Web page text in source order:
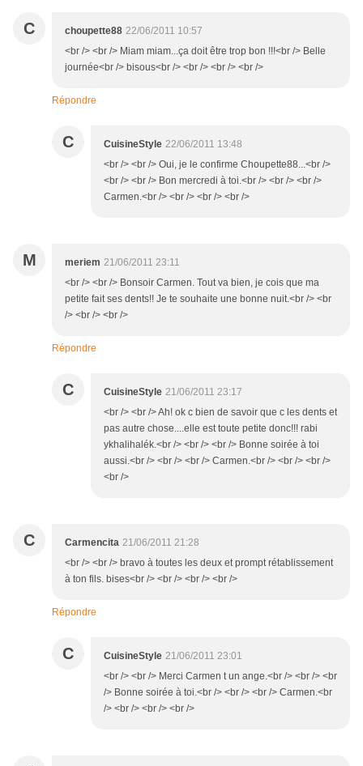
C choupette88 22/06/2011 10:57
<br /> <br /> Miam miam...ça doit être trop bon !!!<br /> Belle
journée<br /> bisous<br /> <br /> <br /> <br />
Répondre
C CuisineStyle 22/06/2011 13:48
<br /> <br /> Oui, je le confirme Choupette88...<br />
<br /> <br /> Bon mercredi à toi.<br /> <br /> <br />
Carmen.<br /> <br /> <br /> <br />
M meriem 21/06/2011 23:11
<br /> <br /> Bonsoir Carmen. Tout va bien, je cois que ma
petite fait ses dents!! Je te souhaite une bonne nuit.<br /> <br
/> <br /> <br />
Répondre
C CuisineStyle 21/06/2011 23:17
<br /> <br /> Ah! ok c bien de savoir que c les dents et
pas autre chose....elle est toute petite donc!!! rabi
ykhalihalék.<br /> <br /> <br /> Bonne soirée à toi
aussi.<br /> <br /> <br /> Carmen.<br /> <br /> <br />
<br />
C Carmencita 21/06/2011 21:28
<br /> <br /> bravo à toutes les deux et prompt rétablissement
à ton fils. bises<br /> <br /> <br /> <br />
Répondre
C CuisineStyle 21/06/2011 23:01
<br /> <br /> Merci Carmen t un ange.<br /> <br /> <br
/> Bonne soirée à toi.<br /> <br /> <br /> Carmen.<br
/> <br /> <br /> <br />